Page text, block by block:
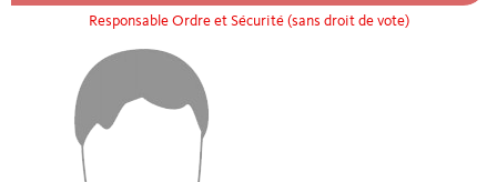
Responsable Ordre et Sécurité (sans droit de vote)